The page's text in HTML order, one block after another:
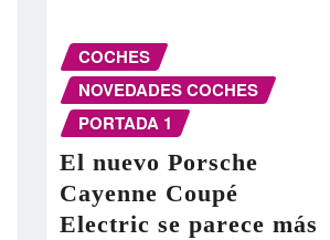
COCHES
NOVEDADES COCHES
PORTADA 1
El nuevo Porsche
Cayenne Coupé
Electric se parece más